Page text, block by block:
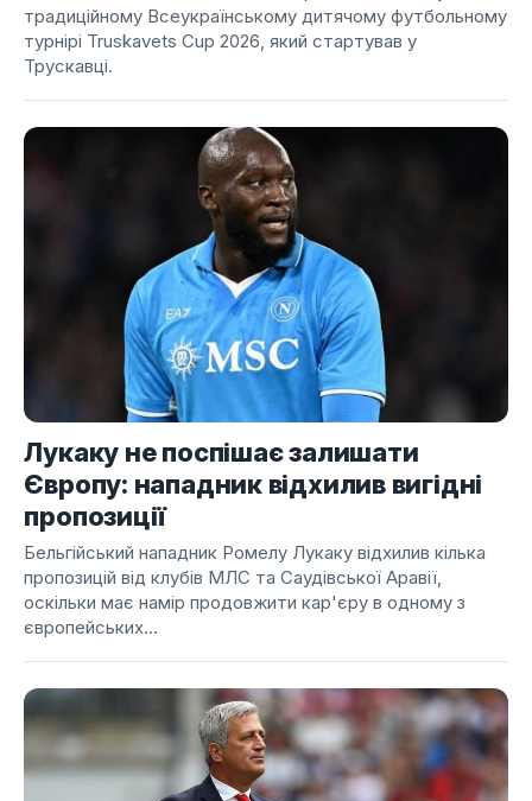
традиційному Всеукраїнському дитячому футбольному
турнірі Truskavets Cup 2026, який стартував у
Трускавці.
Лукаку не поспішає залишати
Європу: нападник відхилив вигідні
пропозиції
Бельгійський нападник Ромелу Лукаку відхилив кілька
пропозицій від клубів МЛС та Саудівської Аравії,
оскільки має намір продовжити кар'єру в одному з
європейських...